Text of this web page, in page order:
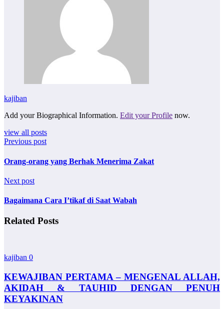
kajiban
Add your Biographical Information. Edit your Profile now.
view all posts
Previous post
Orang-orang yang Berhak Menerima Zakat
Next post
Bagaimana Cara I’tikaf di Saat Wabah
Related Posts
kajiban 0
KEWAJIBAN PERTAMA – MENGENAL ALLAH,
AKIDAH & TAUHID DENGAN PENUH
KEYAKINAN